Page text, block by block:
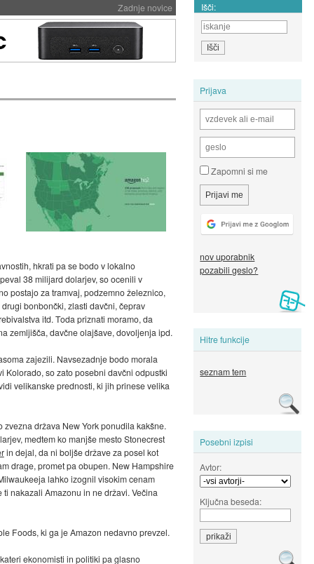
Zadnje novice Išči:
Prijava
Zapomni si me
nov uporabnik
pozabili geslo?
Hitre funkcije
seznam tem
Posebni izpisi
Avtor:
Ključna beseda:
hkrati pa se bodo v lokalno
38 milijard dolarjev, so ocenili v
postajo za tramvaj, podzemno železnico,
bonbončki, zlasti davčni, čeprav
itd. Toda priznati moramo, da
zemljišča, davčne olajšave, dovoljenja ipd.
zajezili. Navsezadnje bodo morala
Kolorado, so zato posebni davčni odpustki
velikanske prednosti, ki jih prinese velika
država New York ponudila kakšne.
medtem ko manjše mesto Stonecrest
in dejal, da ni boljše države za posel kot
drage, promet pa obupen. New Hampshire
lahko izognil visokim cenam
nakazali Amazonu in ne državi. Večina
Foods, ki ga je Amazon nedavno prevzel.
ekonomisti in politiki pa glasno